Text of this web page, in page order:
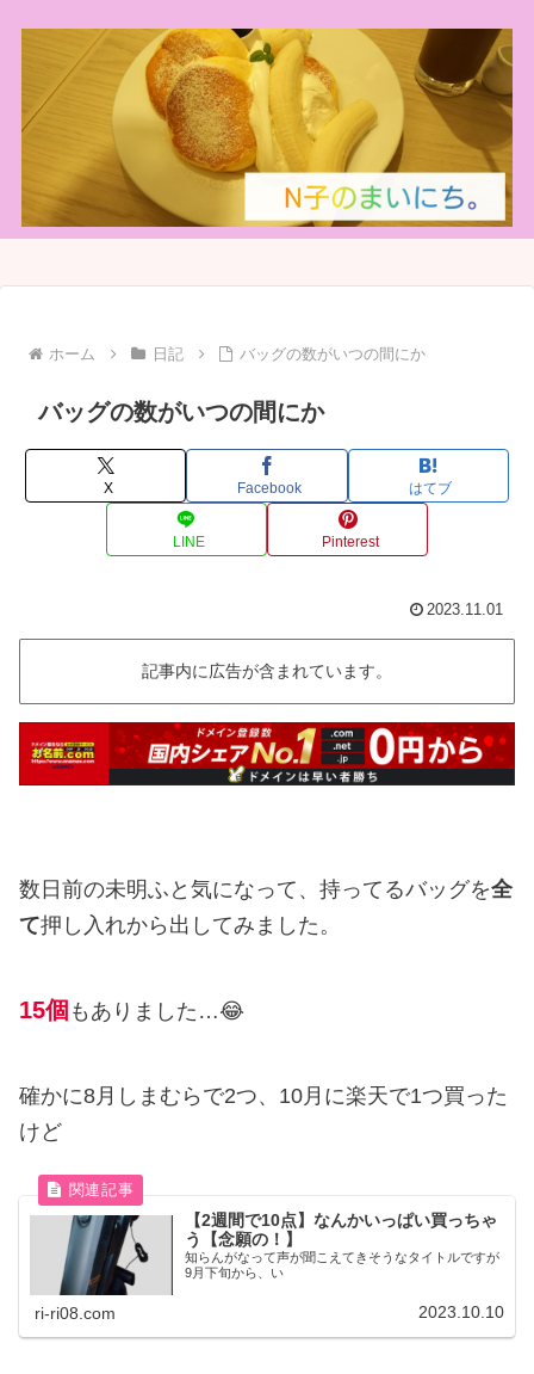
ホーム 日記 バッグの数がいつの間にか
バッグの数がいつの間にか
X Facebook はてブ
LINE Pinterest
2023.11.01
記事内に広告が含まれています。
数日前の未明ふと気になって、持ってるバッグを全
て押し入れから出してみました。
15個 もありました…😂
確かに8月しまむらで2つ、10月に楽天で1つ買った
けど
【2週間で10点】なんかいっぱい買っちゃ
う【念願の！】
知らんがなって声が聞こえてきそうなタイトルですが
9月下旬から、い
ri-ri08.com 2023.10.10